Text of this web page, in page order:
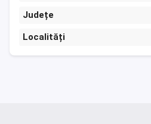
Județe
Localități